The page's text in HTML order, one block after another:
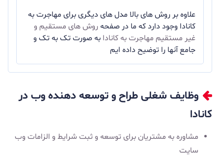
علاوه بر روش های بالا مدل های دیگری برای مهاجرت به
کانادا وجود دارد که ما در صفحه روش های مستقیم و
غیر مستقیم مهاجرت به کانادا به صورت تک به تک و
جامع آنها را توضیح داده ایم
وظایف شغلی طراح و توسعه دهنده وب در
کانادا
مشاوره به مشتریان برای توسعه و ثبت شرایط و الزامات وب
سایت